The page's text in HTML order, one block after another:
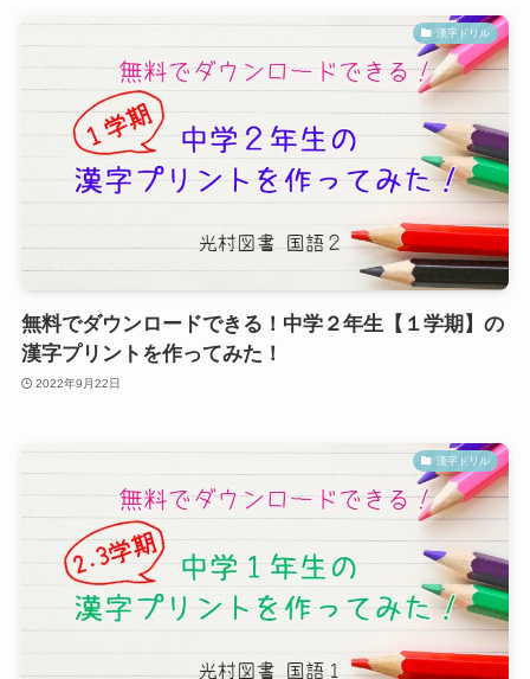
漢字ドリル
無料でダウンロードできる！中学２年生【１学期】の
漢字プリントを作ってみた！
2022年9月22日
漢字ドリル